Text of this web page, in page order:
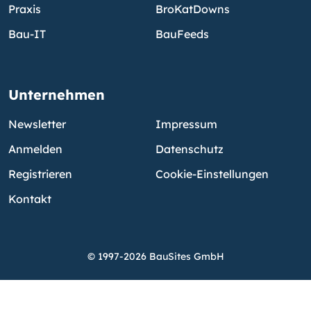
Praxis
Bau-IT
BroKatDowns
BauFeeds
Unternehmen
Newsletter
Anmelden
Registrieren
Kontakt
Impressum
Datenschutz
Cookie-Einstellungen
© 1997-2026 BauSites GmbH